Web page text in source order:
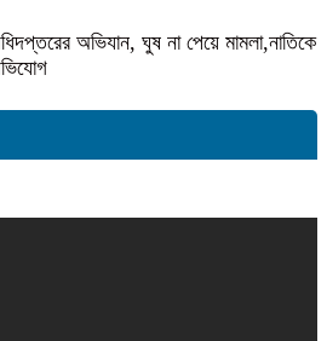
অভিযান, ঘুষ না পেয়ে মামলা,নাতিকে